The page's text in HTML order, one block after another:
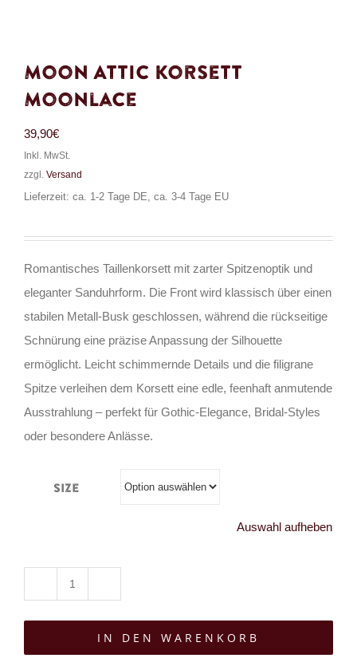
Moon Attic Korsett
Moonlace
39,90€
Inkl. MwSt.
zzgl. Versand
Lieferzeit: ca. 1-2 Tage DE, ca. 3-4 Tage EU
Romantisches Taillenkorsett mit zarter Spitzenoptik und
eleganter Sanduhrform. Die Front wird klassisch über einen
stabilen Metall-Busk geschlossen, während die rückseitige
Schnürung eine präzise Anpassung der Silhouette
ermöglicht. Leicht schimmernde Details und die filigrane
Spitze verleihen dem Korsett eine edle, feenhaft anmutende
Ausstrahlung – perfekt für Gothic-Elegance, Bridal-Styles
oder besondere Anlässe.
Size
Auswahl aufheben
Attic
KorsettIN DEN WARENKORB